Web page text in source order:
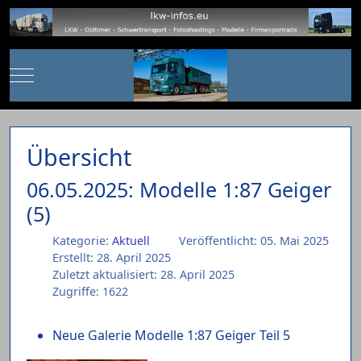
Mobile Menu Toggle
Übersicht
06.05.2025: Modelle 1:87 Geiger
(5)
Kategorie: Aktuell
Veröffentlicht: 05. Mai 2025
Erstellt: 28. April 2025
Zuletzt aktualisiert: 28. April 2025
Zugriffe: 1622
Neue Galerie Modelle 1:87 Geiger Teil 5